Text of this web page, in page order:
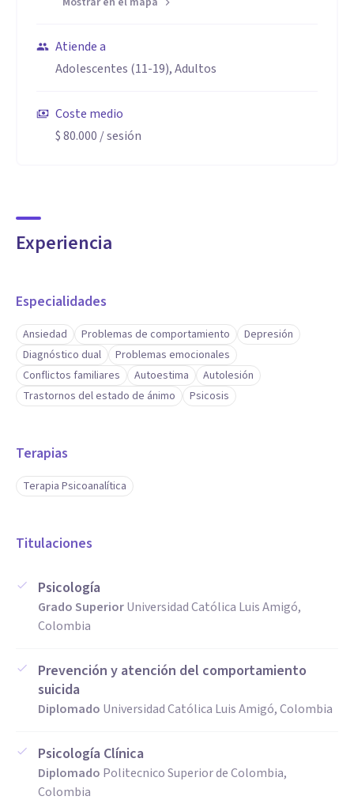
Atiende a
Adolescentes (11-19), Adultos
Coste medio
$ 80.000 / sesión
Experiencia
Especialidades
Ansiedad Problemas de comportamiento
Depresión
Diagnóstico dual
Problemas emocionales
Conflictos familiares
Autoestima
Autolesión
Trastornos del estado de ánimo
Psicosis
Terapias
Terapia Psicoanalítica
Titulaciones
Psicología
Grado SuperiorUniversidad Católica Luis Amigó,
Colombia
Prevención y atención del comportamiento
suicida
Diplomado Universidad Católica Luis Amigó, Colombia
Psicología Clínica
Diplomado Politecnico Superior de Colombia,
Colombia